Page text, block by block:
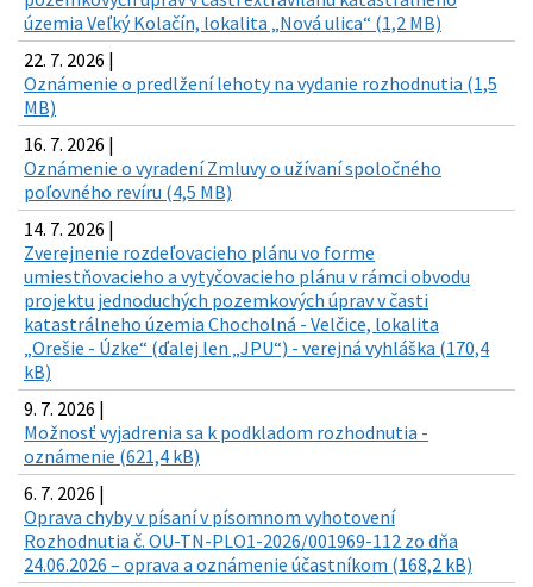
územia Veľký Kolačín, lokalita „Nová ulica“ (1,2 MB)
22. 7. 2026 |
Oznámenie o predlžení lehoty na vydanie rozhodnutia (1,5
MB)
16. 7. 2026 |
Oznámenie o vyradení Zmluvy o užívaní spoločného
poľovného revíru (4,5 MB)
14. 7. 2026 |
Zverejnenie rozdeľovacieho plánu vo forme
umiestňovacieho a vytyčovacieho plánu v rámci obvodu
projektu jednoduchých pozemkových úprav v časti
katastrálneho územia Chocholná - Velčice, lokalita
„Orešie - Úzke“ (ďalej len „JPU“) - verejná vyhláška (170,4
kB)
9. 7. 2026 |
Možnosť vyjadrenia sa k podkladom rozhodnutia -
oznámenie (621,4 kB)
6. 7. 2026 |
Oprava chyby v písaní v písomnom vyhotovení
Rozhodnutia č. OU-TN-PLO1-2026/001969-112 zo dňa
24.06.2026 – oprava a oznámenie účastníkom (168,2 kB)